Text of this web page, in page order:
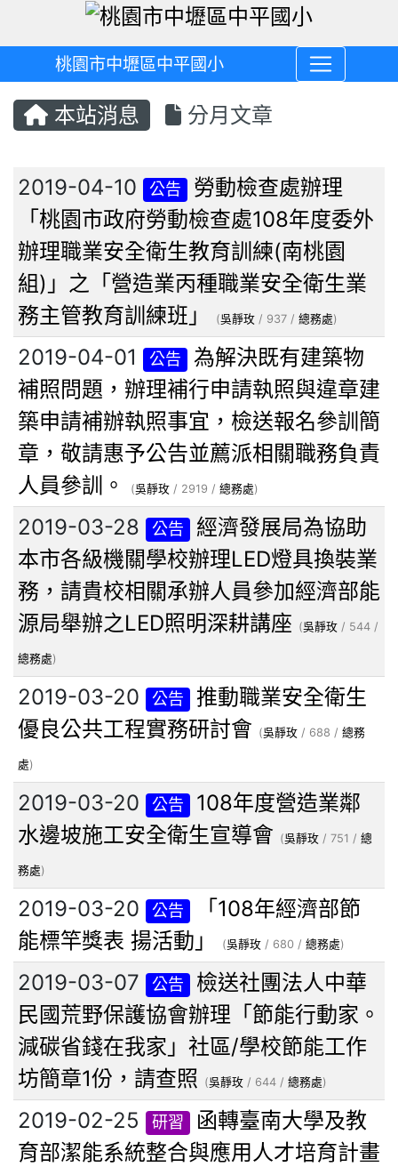
桃園市中壢區中平國小
本站消息 分月文章
文章列表
2019-04-10 公告
勞動檢查處辦理
「桃園市政府勞動檢查處108年度委外
辦理職業安全衛生教育訓練(南桃園
組)」之「營造業丙種職業安全衛生業
務主管教育訓練班」
(吳靜玫 / 937 / 總務處)
2019-04-01 公告
為解決既有建築物
補照問題，辦理補行申請執照與違章建
築申請補辦執照事宜，檢送報名參訓簡
章，敬請惠予公告並薦派相關職務負責
人員參訓。
(吳靜玫 / 2919 / 總務處)
2019-03-28 公告
經濟發展局為協助
本市各級機關學校辦理LED燈具換裝業
務，請貴校相關承辦人員參加經濟部能
源局舉辦之LED照明深耕講座 (吳靜玫 / 544 /
總務處)
2019-03-20 公告
推動職業安全衛生
優良公共工程實務研討會 (吳靜玫 / 688 / 總務
處)
2019-03-20 公告
108年度營造業鄰
水邊坡施工安全衛生宣導會 (吳靜玫 / 751 / 總
務處)
2019-03-20 公告
「108年經濟部節
能標竿獎表 揚活動」
(吳靜玫 / 680 / 總務處)
2019-03-07 公告
檢送社團法人中華
民國荒野保護協會辦理「節能行動家。
減碳省錢在我家」社區/學校節能工作
坊簡章1份，請查照
(吳靜玫 / 644 / 總務處)
2019-02-25 研習
函轉臺南大學及教
育部潔能系統整合與應用人才培育計畫